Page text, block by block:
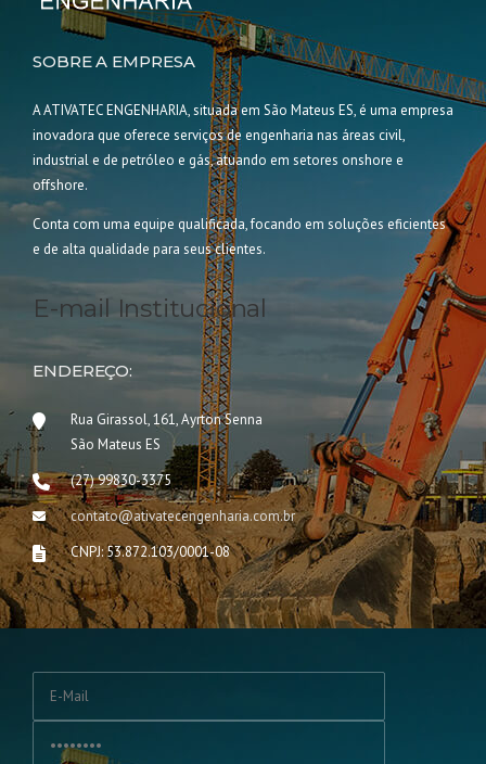
SOBRE A EMPRESA
A ATIVATEC ENGENHARIA, situada em São Mateus ES, é uma empresa
inovadora que oferece serviços de engenharia nas áreas civil,
industrial e de petróleo e gás, atuando em setores onshore e
offshore.
Conta com uma equipe qualificada, focando em soluções eficientes
e de alta qualidade para seus clientes.
E-mail Institucional
ENDEREÇO:
Rua Girassol, 161, Ayrton Senna
São Mateus ES
(27) 99830-3375
contato@ativatecengenharia.com.br
CNPJ: 53.872.103/0001-08